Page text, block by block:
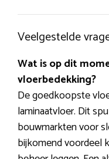
Veelgestelde
Wat is op dit
vloerbedekking?
De goedkoopste
laminaatvloer. Dit
bouwmarkten voor
bijkomend voordeel